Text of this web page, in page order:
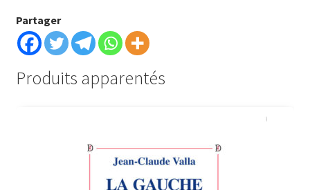
Partager
Produits apparentés